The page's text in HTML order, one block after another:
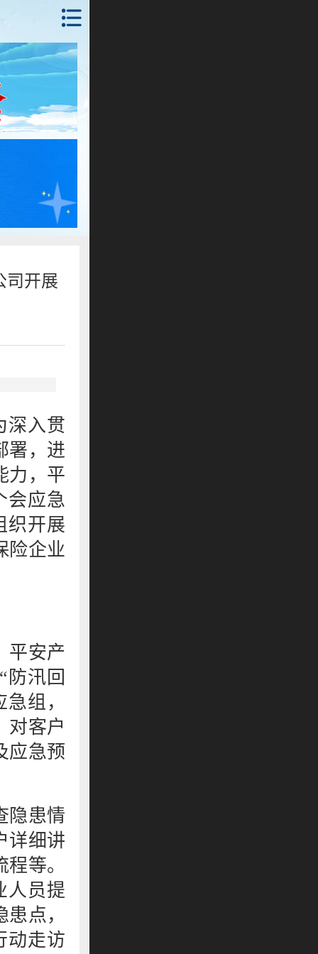
司开展
深入贯
署，进
力，平
会应急
织开展
险企业
安产
防汛回
组，
对客户
应急预
患情
详细讲
等。
人员提
点，
动走访